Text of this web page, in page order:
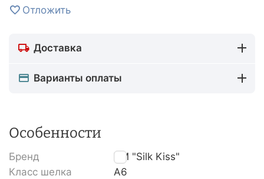
Отложить
Доставка
Варианты оплаты
Особенности
Бренд
TM "Silk Kiss"
Класс шелка
A6